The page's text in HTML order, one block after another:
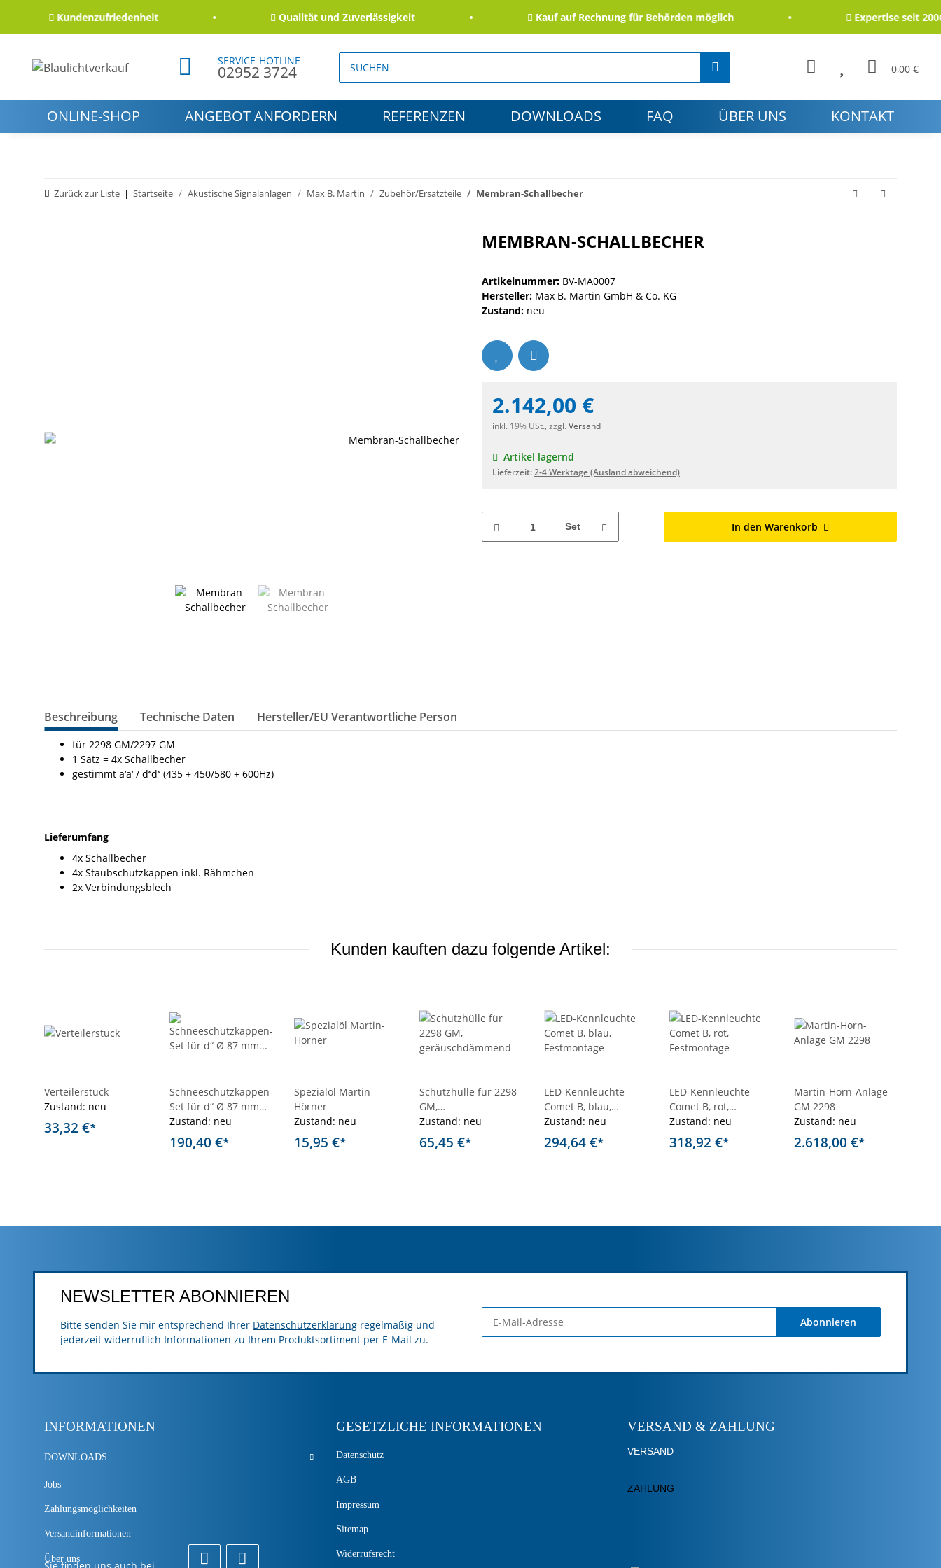
Kundenzufriedenheit Qualität und Zuverlässigkeit Kauf auf Rechnung für Behörden möglich Expertise seit 2006
SERVICE-HOTLINE
02952 3724 0,00 €
ONLINE-SHOP ANGEBOT ANFORDERN REFERENZEN DOWNLOADS FAQ ÜBER UNS KONTAKT
Zurück zur Liste Startseite Akustische Signalanlagen Max B. Martin Zubehör/Ersatzteile Membran-Schallbecher
MEMBRAN-SCHALLBECHER
Artikelnummer: BV-MA0007
Hersteller: Max B. Martin GmbH & Co. KG
Zustand: neu
2.142,00 €
inkl. 19% USt., zzgl. Versand
Artikel lagernd
Lieferzeit:2-4 Werktage(Ausland abweichend)
Set In den Warenkorb
Beschreibung Technische Daten Hersteller/EU Verantwortliche Person
für 2298 GM/2297 GM
1 Satz = 4x Schallbecher
gestimmt a‘a‘ / d‘‘d‘‘ (435 + 450/580 + 600Hz)
Lieferumfang
4x Schallbecher
4x Staubschutzkappen inkl. Rähmchen
2x Verbindungsblech
Kunden kauften dazu folgende Artikel:
Verteilerstück
Zustand: neu
33,32 €*
Schneeschutzkappen-
Set für d“ Ø 87 mm
und a’ Ø 95 mm
Zustand: neu
190,40 €*
Spezialöl Martin-
Hörner
Zustand: neu
15,95 €*
Schutzhülle für 2298
GM,
geräuschdämmend
Zustand: neu
65,45 €*
LED-Kennleuchte
Comet B, blau,
Festmontage
Zustand: neu
294,64 €*
LED-Kennleuchte
Comet B, rot,
Festmontage
Zustand: neu
318,92 €*
Martin-Horn-Anlage
GM 2298
Zustand: neu
2.618,00 €*
NEWSLETTER ABONNIEREN
Bitte senden Sie mir entsprechend Ihrer Datenschutzerklärung regelmäßig und
jederzeit widerruflich Informationen zu Ihrem Produktsortiment per E-Mail zu.
Abonnieren
INFORMATIONEN
DOWNLOADS
Jobs
Zahlungsmöglichkeiten
Versandinformationen
Über uns
GESETZLICHE INFORMATIONEN
Datenschutz
AGB
Impressum
Sitemap
Widerrufsrecht
VERSAND & ZAHLUNG
VERSAND
ZAHLUNG